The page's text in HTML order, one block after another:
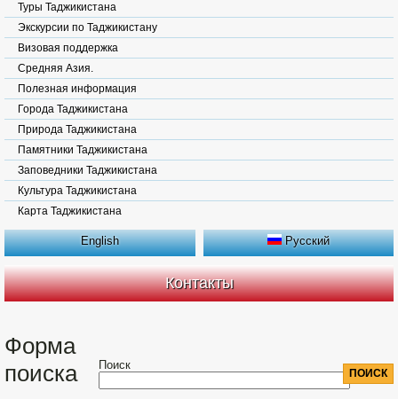
Туры Таджикистана
Экскурсии по Таджикистану
Визовая поддержка
Средняя Азия.
Полезная информация
Города Таджикистана
Природа Таджикистана
Памятники Таджикистана
Заповедники Таджикистана
Культура Таджикистана
Карта Таджикистана
English Русский
Контакты
Форма
поиска
Поиск